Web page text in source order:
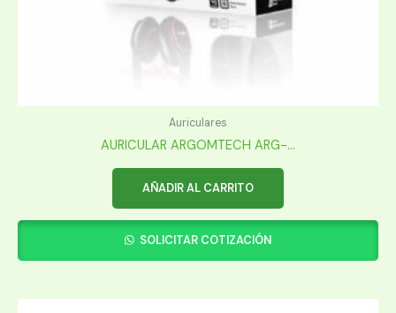
Auriculares
AURICULAR ARGOMTECH ARG-...
AÑADIR AL CARRITO
SOLICITAR COTIZACIÓN